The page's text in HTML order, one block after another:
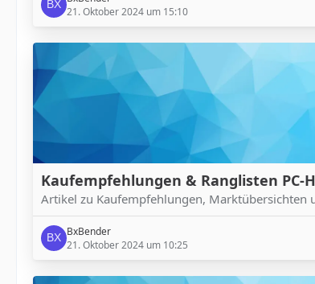
21. Oktober 2024 um 15:10
Kaufempfehlungen & Ranglisten PC-
Artikel zu Kaufempfehlungen, Marktübersichten
BxBender
21. Oktober 2024 um 10:25